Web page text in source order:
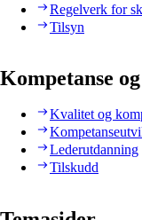
Regelverk for
Tilsyn
Kompetanse
Kvalitet og
Lederutdanning
Tilskudd